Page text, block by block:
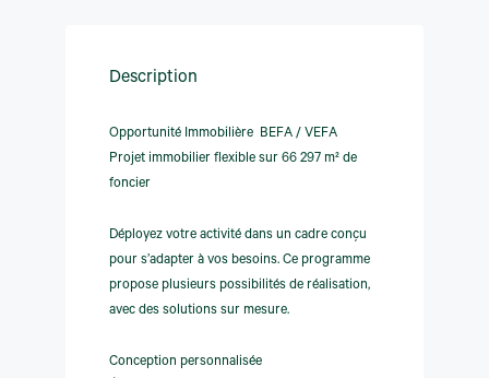
Description
Opportunité Immobilière  BEFA / VEFA
Projet immobilier flexible sur 66 297 m² de
foncier
Déployez votre activité dans un cadre conçu
pour s’adapter à vos besoins. Ce programme
propose plusieurs possibilités de réalisation,
avec des solutions sur mesure.
Conception personnalisée